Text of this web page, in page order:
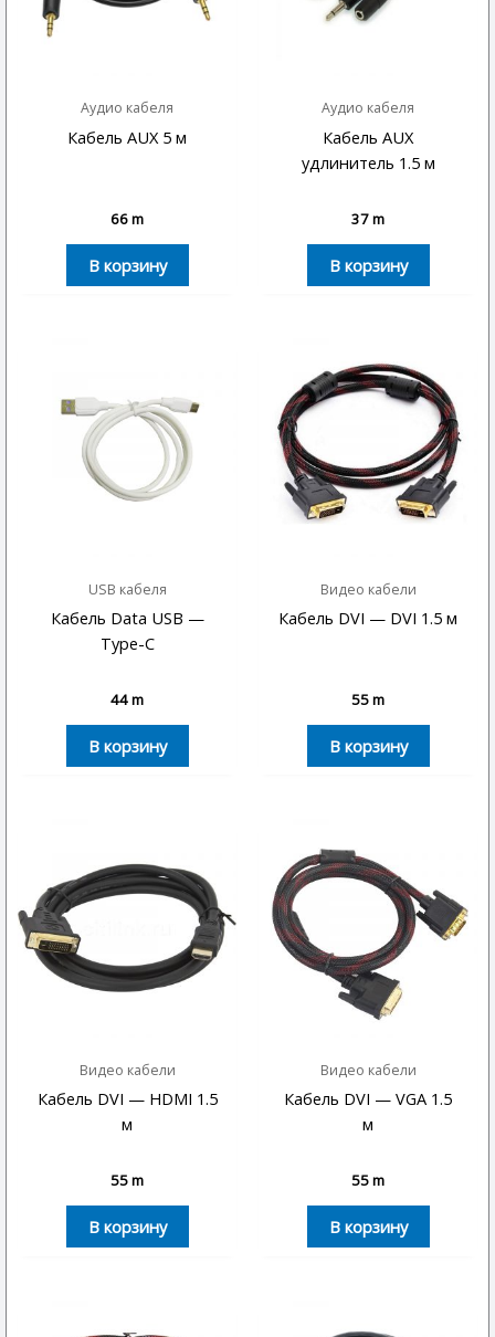
Аудио кабеля
Кабель AUX 5 м
66m
В корзину
Аудио кабеля
Кабель AUX
удлинитель 1.5 м
37m
В корзину
USB кабеля
Кабель Data USB —
Type-C
44m
В корзину
Видео кабели
Кабель DVI — DVI 1.5 м
55m
В корзину
Видео кабели
Кабель DVI — HDMI 1.5
м
55m
В корзину
Видео кабели
Кабель DVI — VGA 1.5
м
55m
В корзину